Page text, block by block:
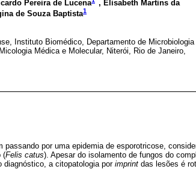
Pereira de Lucena
, Elisabeth Martins da
de Souza Baptista1
Instituto Biomédico, Departamento de Microbiologia
Médica e Molecular, Niterói, Rio de Janeiro,
passando por uma epidemia de esporotricose,
(Felis catus). Apesar do isolamento de fungos do
diagnóstico, a citopatologia por imprint das lesões é